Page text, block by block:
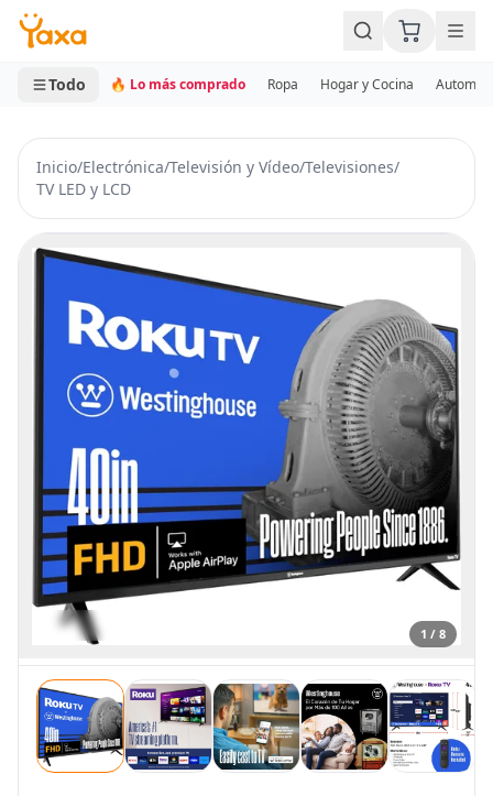
MINI CARRITO
0 productos
Todo 🔥 Lo más comprado Ropa Hogar y Cocina
Inicio/Electrónica/Televisión y Vídeo/Televisiones/
TV LED y LCD
1 / 8